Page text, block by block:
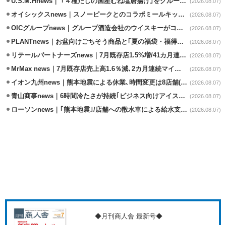
オイシックスnews｜スノーピークとのコラボミールキット8/13発売 (2026.08.07)
OICグループnews｜グループ酒造会社のウイスキーがコンペティション受賞 (2026.08.07)
PLANTnews｜お盆向けごちそう商品と｢夏の福袋・福得カート｣8/8から開催 (2026.08.07)
リテールパートナーズnews｜7月既存店1.5%増/41カ月連続増 (2026.08.07)
MrMax news｜7月既存店売上高1.6％減､2カ月連続マイナス (2026.08.07)
イオン九州news｜熊本地震による休業､時間変更は8店舗(8/7時点) (2026.08.07)
青山商事news｜6時間冷たさが持続｢ビジネス向けアイスベスト｣発売 (2026.08.07)
ローソンnews｜｢熊本地震｣/店舗への散水車による給水支援を開始 (2026.08.07)
◆月刊商人舎 最新号◆